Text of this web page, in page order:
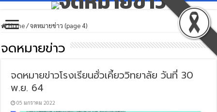
Home/จดหมายข่าว (page 4)
จดหมายข่าว
จดหมายข่าวโรงเรียนฮั่วเคี้ยววิทยาลัย วันที่ 30
พ.ย. 64
05 มกราคม 2022